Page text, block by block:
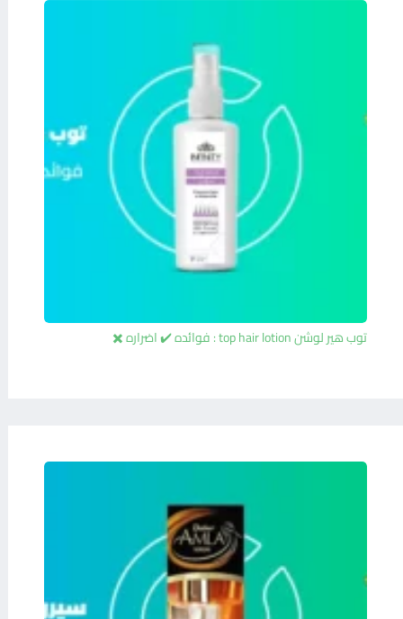
توب هير لوشن top hair lotion : فوائده ✔️ اضراره ✖️